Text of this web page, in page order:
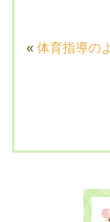
« 体育指導の